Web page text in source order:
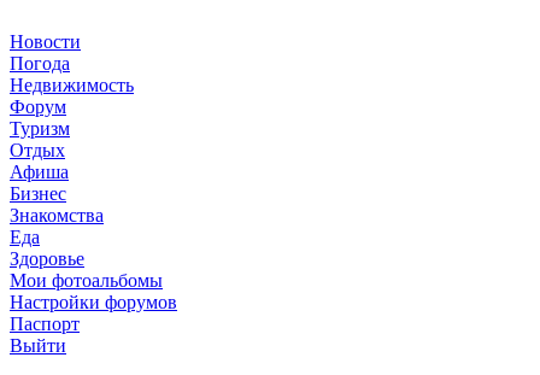
Новости
Погода
Недвижимость
Форум
Туризм
Отдых
Афиша
Бизнес
Знакомства
Еда
Здоровье
Мои фотоальбомы
Настройки форумов
Паспорт
Выйти